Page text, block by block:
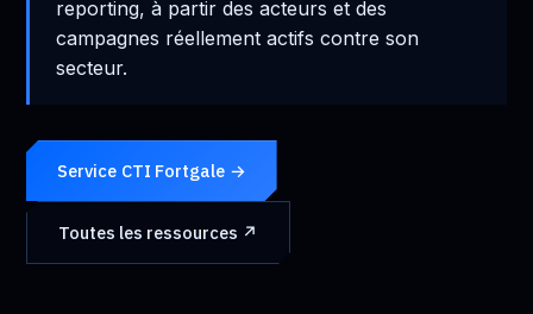
reporting, à partir des acteurs et des
campagnes réellement actifs contre son
secteur.
Service CTI Fortgale →
Toutes les ressources ↗